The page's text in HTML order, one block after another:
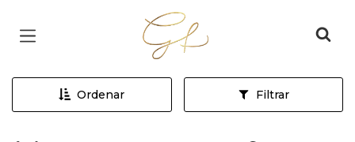
Página inicial
Ordenar Filtrar